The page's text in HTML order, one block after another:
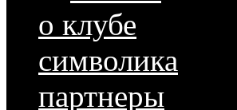
о клубе
символика
партнеры